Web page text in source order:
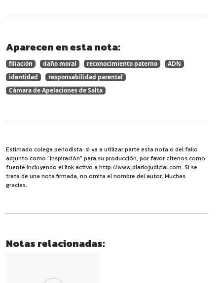
Aparecen en esta nota:
filiación daño moral reconocimiento paterno
ADN
identidad
responsabilidad parental
Cámara de Apelaciones de Salta
Estimado colega periodista: si va a utilizar parte esta nota o del fallo
adjunto como "inspiración" para su producción, por favor cítenos como
fuente incluyendo el link activo a http://www.diariojudicial.com. Si se
trata de una nota firmada, no omita el nombre del autor. Muchas
gracias.
Notas relacionadas: